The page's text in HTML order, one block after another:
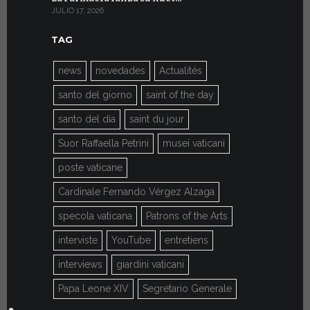
JULIO 17, 2026
TAG
news novedades Actualités
santo del giorno saint of the day
santo del día saint du jour
Suor Raffaella Petrini musei vaticani
poste vaticane
Cardinale Fernando Vérgez Alzaga
specola vaticana Patrons of the Arts
interviste YouTube entretiens
interviews giardini vaticani
Papa Leone XIV Segretario Generale